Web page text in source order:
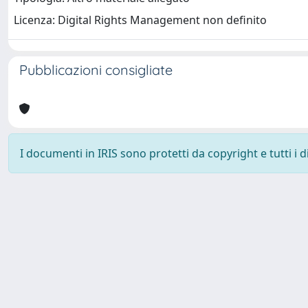
Licenza: Digital Rights Management non definito
Pubblicazioni consigliate
I documenti in IRIS sono protetti da copyright e tutti i